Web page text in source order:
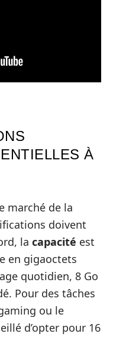
À
marché de la
doivent
la capacité est
en gigaoctets
quotidien, 8 Go
Pour des tâches
ou le
d’opter pour 16